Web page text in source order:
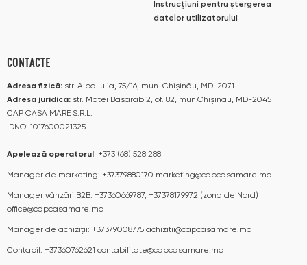
Instrucțiuni pentru ștergerea
datelor utilizatorului
CONTACTE
Adresa fizică: str. Alba Iulia, 75/16, mun. Chișinău, MD-2071
Adresa juridică: str. Matei Basarab 2, of. 82, mun.Chișinău, MD-2045
CAP CASA MARE S.R.L.
IDNO: 1017600021325
Apelează operatorul +373 (68) 528 288
Manager de marketing: +37379880170 marketing@capcasamare.md
Manager vânzări B2B: +37360669787; +37378179972 (zona de Nord)
office@capcasamare.md
Manager de achiziții: +37379008775 achizitii@capcasamare.md
Contabil: +37360762621 contabilitate@capcasamare.md